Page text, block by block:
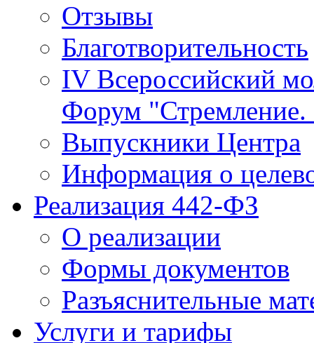
Отзывы
Благотворительность
IV Всероссийский
Форум "Стремление.
Выпускники Центра
Информация о
Реализация 442-ФЗ
О реализации
Формы документов
Разъяснительные
Услуги и тарифы